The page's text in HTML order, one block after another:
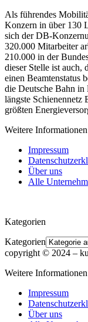
Als führendes
Konzern in über 130
sich der DB-
320.000 Mitarbeiter
210.000 in der
dieser Stelle ist auch,
einen Beamtenstatus
die Deutsche Bahn
längste Schienennetz
größten
Weitere Informationen
Impressum
Über uns
Alle
Kategorien
Kategorien
copyright © 2024 ‒
Weitere Informationen
Impressum
Über uns